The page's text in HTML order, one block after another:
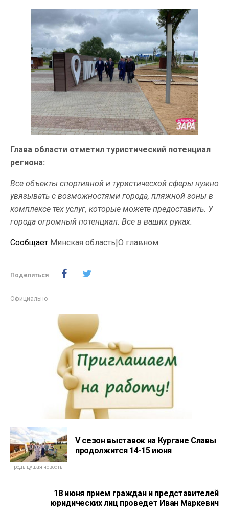
Глава области отметил туристический потенциал
региона:
Все объекты спортивной и туристической сферы нужно
увязывать с возможностями города, пляжной зоны в
комплексе тех услуг, которые можете предоставить. У
города огромный потенциал. Все в ваших руках.
Сообщает Минская область|О главном
Поделиться
Официально
V сезон выставок на Кургане Славы
продолжится 14-15 июня
Предыдущая новость
18 июня прием граждан и представителей
юридических лиц проведет Иван Маркевич